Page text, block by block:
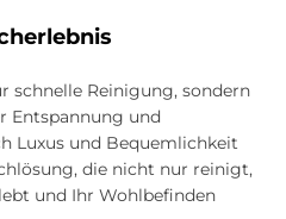
schnelle Reinigung, sondern
Entspannung und
Luxus und Bequemlichkeit
die nicht nur reinigt,
und Ihr Wohlbefinden